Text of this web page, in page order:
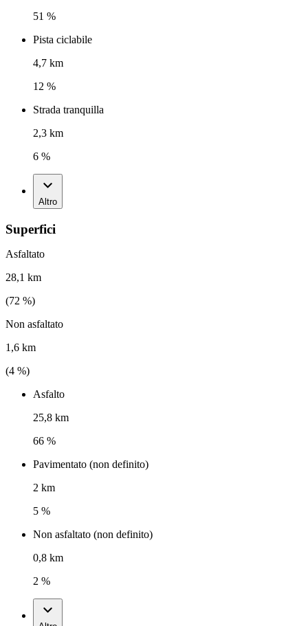
51 %
Pista ciclabile
4,7 km
12 %
Strada tranquilla
2,3 km
6 %
Altro
Superfici
Asfaltato
28,1 km
(72 %)
Non asfaltato
1,6 km
(4 %)
Asfalto
25,8 km
66 %
Pavimentato (non definito)
2 km
5 %
Non asfaltato (non definito)
0,8 km
2 %